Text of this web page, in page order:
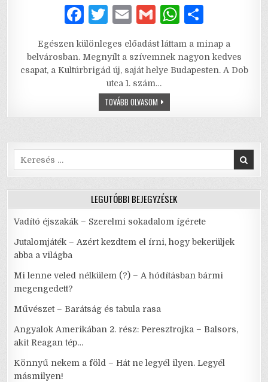
F
c
e
b
k
T
it
te
r
E
ai
l
G
ai
l
W
at
s
ar
e
Egészen különleges előadást láttam a minap a
belvárosban. Megnyílt a szívemnek nagyon kedves
csapat, a Kultúrbrigád új, saját helye Budapesten. A Dob
utca 1. szám…
TOVÁBB OLVASOMTÉLI
ÁLOM
–
Search
for:
LEGUTÓBBI BEJEGYZÉSEK
Vadító éjszakák – Szerelmi sokadalom ígérete
Jutalomjáték – Azért kezdtem el írni, hogy bekerüljek
abba a világba
Mi lenne veled nélkülem (?) – A hódításban bármi
megengedett?
Művészet – Barátság és tabula rasa
Angyalok Amerikában 2. rész: Peresztrojka – Balsors,
akit Reagan tép…
Könnyű nekem a föld – Hát ne legyél ilyen. Legyél
másmilyen!